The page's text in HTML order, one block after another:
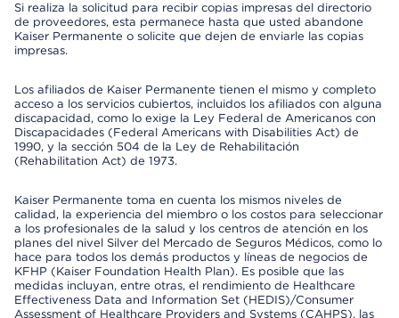
Si realiza la solicitud para recibir copias impresas del directorio
de proveedores, esta permanece hasta que usted abandone
Kaiser Permanente o solicite que dejen de enviarle las copias
impresas.
Los afiliados de Kaiser Permanente tienen el mismo y completo
acceso a los servicios cubiertos, incluidos los afiliados con alguna
discapacidad, como lo exige la Ley Federal de Americanos con
Discapacidades (Federal Americans with Disabilities Act) de
1990, y la sección 504 de la Ley de Rehabilitación
(Rehabilitation Act) de 1973.
Kaiser Permanente toma en cuenta los mismos niveles de
calidad, la experiencia del miembro o los costos para seleccionar
a los profesionales de la salud y los centros de atención en los
planes del nivel Silver del Mercado de Seguros Médicos, como lo
hace para todos los demás productos y líneas de negocios de
KFHP (Kaiser Foundation Health Plan). Es posible que las
medidas incluyan, entre otras, el rendimiento de Healthcare
Effectiveness Data and Information Set (HEDIS)/Consumer
Assessment of Healthcare Providers and Systems (CAHPS), las